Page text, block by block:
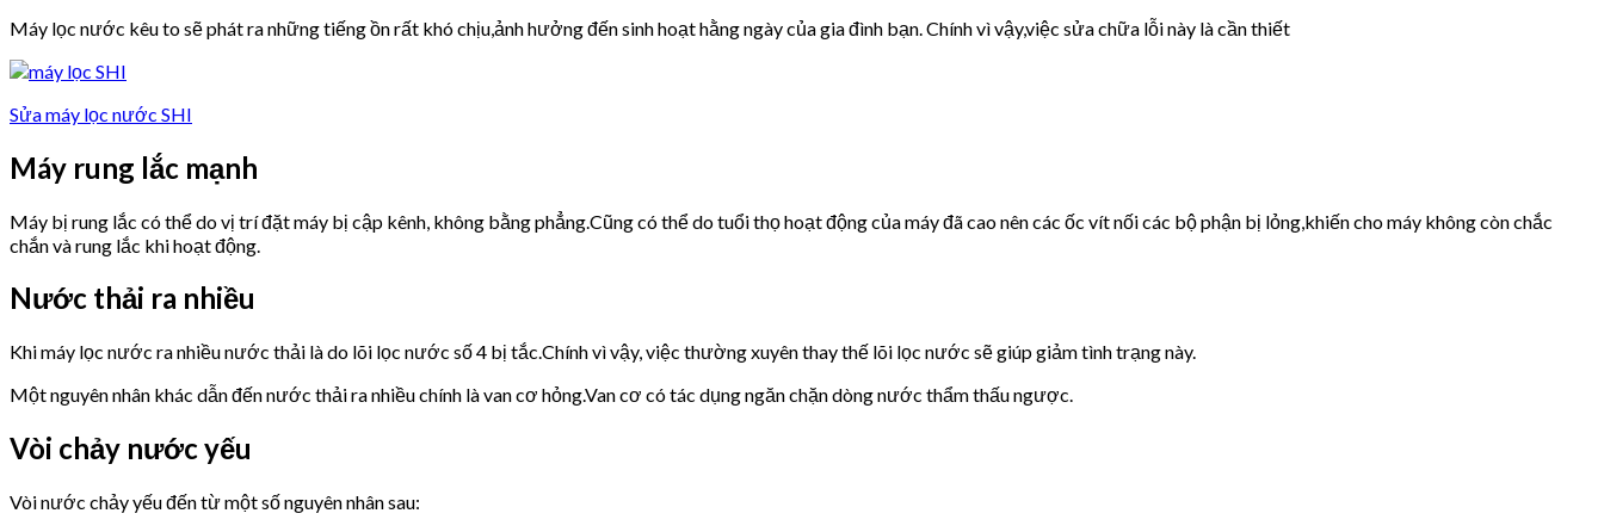
Máy lọc nước kêu to sẽ phát ra những tiếng ồn rất khó chịu,ảnh hưởng đến sinh hoạt hằng ngày của gia đình bạn. Chính vì vậy,việc sửa chữa lỗi này là cần thiết
Sửa máy lọc nước SHI
Máy rung lắc mạnh
Máy bị rung lắc có thể do vị trí đặt máy bị cập kênh, không bằng phẳng.Cũng có thể do tuổi thọ hoạt động của máy đã cao nên các ốc vít nối các bộ phận bị lỏng,khiến cho máy không còn chắc
chắn và rung lắc khi hoạt động.
Nước thải ra nhiều
Khi máy lọc nước ra nhiều nước thải là do lõi lọc nước số 4 bị tắc.Chính vì vậy, việc thường xuyên thay thế lõi lọc nước sẽ giúp giảm tình trạng này.
Một nguyên nhân khác dẫn đến nước thải ra nhiều chính là van cơ hỏng.Van cơ có tác dụng ngăn chặn dòng nước thẩm thấu ngược.
Vòi chảy nước yếu
Vòi nước chảy yếu đến từ một số nguyên nhân sau: